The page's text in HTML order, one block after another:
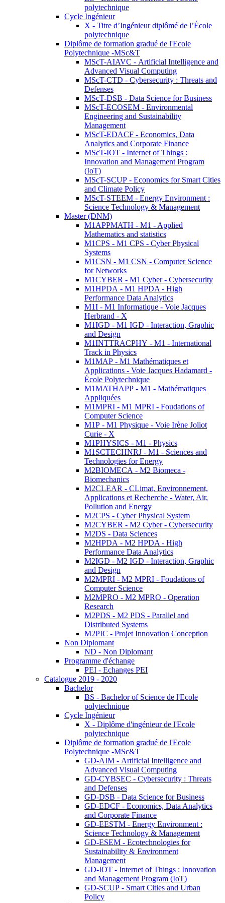
polytechnique
Cycle Ingénieur
X - Titre d’Ingénieur diplômé de l’École
polytechnique
Diplôme de formation gradué de l'Ecole
Polytechnique -MSc&T
MScT-AIAVC - Artificial Intelligence and
Advanced Visual Computing
MScT-CTD - Cybersecurity : Threats and
Defenses
MScT-DSB - Data Science for Business
MScT-ECOSEM - Environmental
Engineering and Sustainability
Management
MScT-EDACF - Economics, Data
Analytics and Corporate Finance
MScT-IOT - Internet of Things :
Innovation and Management Program
(IoT)
MScT-SCUP - Economics for Smart Cities
and Climate Policy
MScT-STEEM - Energy Environment :
Science Technology & Management
Master (DNM)
M1APPMATH - M1 - Applied
Mathematics and statistics
M1CPS - M1 CPS - Cyber Physical
Systems
M1CSN - M1 CSN - Computer Science
for Networks
M1CYBER - M1 Cyber - Cybersecurity
M1HPDA - M1 HPDA - High
Performance Data Analytics
M1I - M1 Informatique - Voie Jacques
Herbrand - X
M1IGD - M1 IGD - Interaction, Graphic
and Design
M1INTTRACPHY - M1 - International
Track in Physics
M1MAP - M1 Mathématiques et
Applications - Voie Jacques Hadamard -
École Polytechnique
M1MATHAPP - M1 - Mathématiques
Appliquées
M1MPRI - M1 MPRI - Foudations of
Computer Science
M1P - M1 Physique - Voie Irène Joliot
Curie - X
M1PHYSICS - M1 - Physics
M1SCTECHNRJ - M1 - Sciences and
Technologies for Energy
M2BIOMECA - M2 Biomeca -
Biomechanics
M2CLEAR - CLimat, Environnement,
Applications et Recherche - Water, Air,
Pollution and Energy
M2CPS - Cyber Physical System
M2CYBER - M2 Cyber - Cybersecurity
M2DS - Data Sciences
M2HPDA - M2 HPDA - High
Performance Data Analytics
M2IGD - M2 IGD - Interaction, Graphic
and Design
M2MPRI - M2 MPRI - Foudations of
Computer Science
M2MPRO - M2 MPRO - Operation
Research
M2PDS - M2 PDS - Parallel and
Distributed Systems
M2PIC - Projet Innovation Conception
Non Diplomant
ND - Non Diplomant
Programme d'échange
PEI - Echanges PEI
Catalogue 2019 - 2020
Bachelor
BS - Bachelor of Science de l'Ecole
polytechnique
Cycle Ingénieur
X - Diplôme d'ingénieur de l'Ecole
polytechnique
Diplôme de formation gradué de l'Ecole
Polytechnique -MSc&T
GD-AIM - Artificial Intelligence and
Advanced Visual Computing
GD-CYBSEC - Cybersecurity : Threats
and Defenses
GD-DSB - Data Science for Business
GD-EDCF - Economics, Data Analytics
and Corporate Finance
GD-EESTM - Energy Environment :
Science Technology & Management
GD-ESEM - Ecotechnologies for
Sustainability & Environment
Management
GD-IOT - Internet of Things : Innovation
and Management Program (IoT)
GD-SCUP - Smart Cities and Urban
Policy